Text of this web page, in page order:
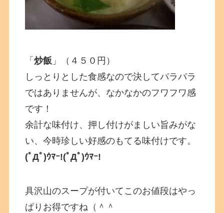
「炒飯 」（４５０円）
しっとりとした食感なので決してパラパラ
ではありませんが、なかなかのフワフワ感
です！
余計な味付け、押し付けがましい旨みがな
い、今時珍しい好感のもてる味付けです。
(ﾟДﾟ)ｳﾏｰ!(ﾟДﾟ)ｳﾏｰ!
具沢山のスープが付いてこのお値段はやっ
ぱりお得ですね（＾＾